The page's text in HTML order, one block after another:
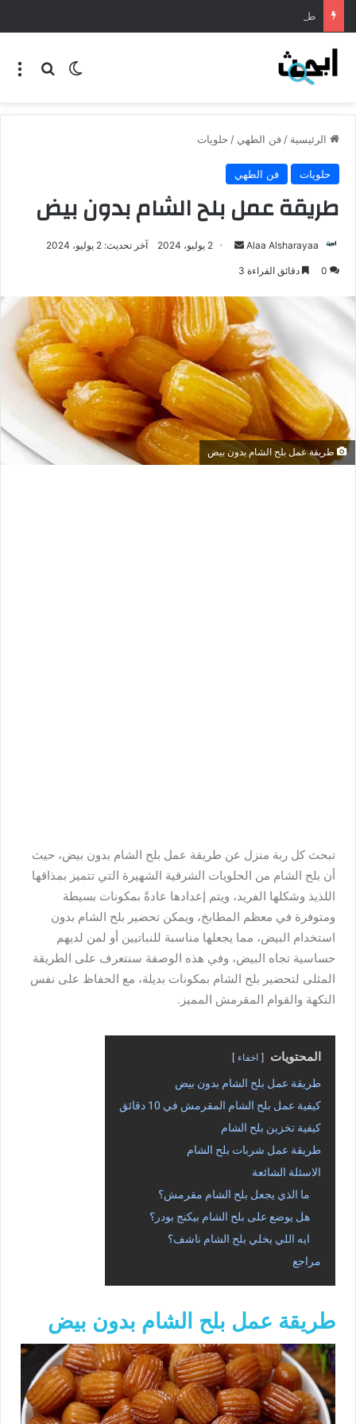
طريقة عمل المنسف الاردني
الرئيسية / فن الطهي / حلويات
حلويات فن الطهي
طريقة عمل بلح الشام بدون بيض
Alaa Alsharayaa 2 يوليو، 2024 آخر تحديث: 2 يوليو، 2024
0 دقائق القراءة 3
طريقة عمل بلح الشام بدون بيض
تبحث كل ربة منزل عن طريقة عمل بلح الشام بدون بيض، حيث
أن بلح الشام من الحلويات الشرقية الشهيرة التي تتميز بمذاقها
اللذيذ وشكلها الفريد، ويتم إعدادها عادةً بمكونات بسيطة
ومتوفرة في معظم المطابخ، ويمكن تحضير بلح الشام بدون
استخدام البيض، مما يجعلها مناسبة للنباتيين أو لمن لديهم
حساسية تجاه البيض، وفي هذه الوصفة سنتعرف على الطريقة
المثلى لتحضير بلح الشام بمكونات بديلة، مع الحفاظ على نفس
النكهة والقوام المقرمش المميز.
المحتويات اخفاء
طريقة عمل بلح الشام بدون بيض
كيفية عمل بلح الشام المقرمش في 10 دقائق
كيفية تخزين بلح الشام
طريقة عمل شربات بلح الشام
الاسئلة الشائعة
ما الذي يجعل بلح الشام مقرمش؟
هل يوضع على بلح الشام بيكنج بودر؟
ايه اللي يخلي بلح الشام ناشف؟
مراجع
طريقة عمل بلح الشام بدون بيض